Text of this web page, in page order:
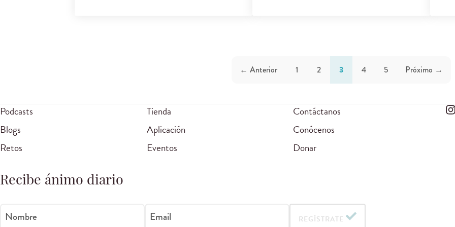
← Anterior 1 2 3 4 5 Próximo →
Podcasts
Blogs
Retos
Tienda
Aplicación
Eventos
Contáctanos
Conócenos
Donar
Recibe ánimo diario
Nombre Email REGÍSTRATE